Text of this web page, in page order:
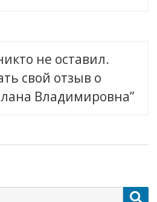
не оставил.
свой отзыв о
Владимировна”